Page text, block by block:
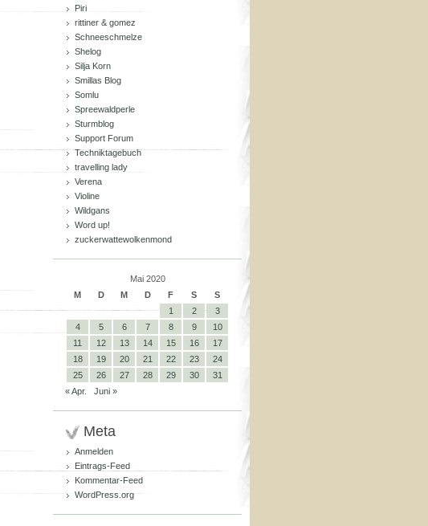
Piri
rittiner & gomez
Schneeschmelze
Shelog
Silja Korn
Smillas Blog
Somlu
Spreewaldperle
Sturmblog
Support Forum
Techniktagebuch
travelling lady
Verena
Violine
Wildgans
Word up!
zuckerwattewolkenmond
Mai 2020
M
D M D F S
S
1
2
3
4
5 6 7 8 9
10
11
12 13 14 15 16
17
18
19 20 21 22 23
24
25
26 27 28 29 30
31
« Apr.
Juni »
Meta
Anmelden
Eintrags-Feed
Kommentar-Feed
WordPress.org